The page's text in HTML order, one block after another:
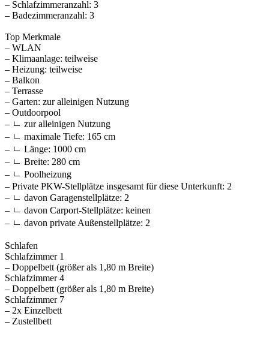
– Schlafzimmeranzahl: 3
– Badezimmeranzahl: 3
Top Merkmale
– WLAN
– Klimaanlage: teilweise
– Heizung: teilweise
– Balkon
– Terrasse
– Garten: zur alleinigen Nutzung
– Outdoorpool
– ㄴ zur alleinigen Nutzung
– ㄴ maximale Tiefe: 165 cm
– ㄴ Länge: 1000 cm
– ㄴ Breite: 280 cm
– ㄴ Poolheizung
– Private PKW-Stellplätze insgesamt für diese Unterkunft: 2
– ㄴ davon Garagenstellplätze: 2
– ㄴ davon Carport-Stellplätze: keinen
– ㄴ davon private Außen­stellplätze: 2
Schlafen
Schlafzimmer 1
– Doppelbett (größer als 1,80 m Breite)
Schlafzimmer 4
– Doppelbett (größer als 1,80 m Breite)
Schlafzimmer 7
– 2x Einzelbett
– Zustellbett